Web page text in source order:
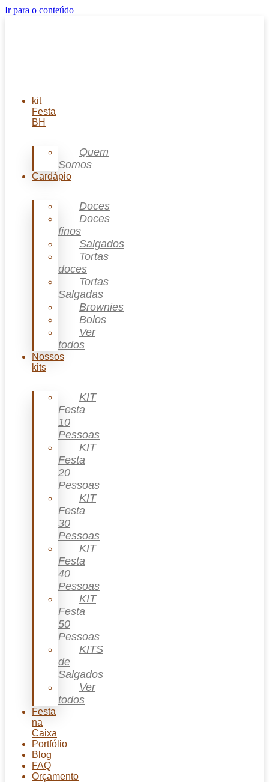
Ir para o conteúdo
kit
Festa
BH
Quem
Somos
Cardápio
Doces
Doces
finos
Salgados
Tortas
doces
Tortas
Salgadas
Brownies
Bolos
Ver
todos
Nossos
kits
KIT
Festa
10
Pessoas
KIT
Festa
20
Pessoas
KIT
Festa
30
Pessoas
KIT
Festa
40
Pessoas
KIT
Festa
50
Pessoas
KITS
de
Salgados
Ver
todos
Festa
na
Caixa
Portfólio
Blog
FAQ
Orçamento